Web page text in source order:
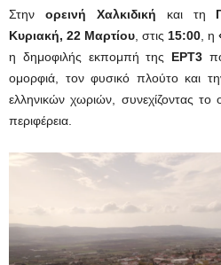
Στην ορεινή Χαλκιδική και τη
Κυριακή, 22 Μαρτίου , στις 15:00 , η
η δημοφιλής εκπομπή της ΕΡΤ3
ομορφιά, τον φυσικό πλούτο και
ελληνικών χωριών, συνεχίζοντας το
περιφέρεια.